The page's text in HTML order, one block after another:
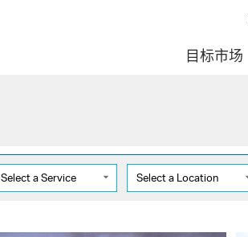
目标市场
Select a Service Select a Location